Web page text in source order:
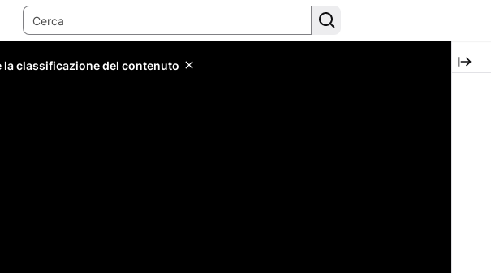
classificazione del contenuto